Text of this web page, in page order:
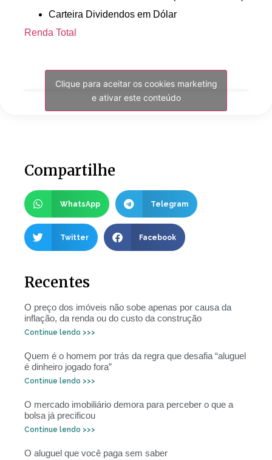
Carteira Dividendos em Dólar
Renda Total
Clique para aceitar os cookies marketing
e ativar este conteúdo
Compartilhe
WhatsApp Telegram
Twitter Facebook
Recentes
O preço dos imóveis não sobe apenas por causa da
inflação, da renda ou do custo da construção
Continue lendo >>>
Quem é o homem por trás da regra que desafia “aluguel
é dinheiro jogado fora”
Continue lendo >>>
O mercado imobiliário demora para perceber o que a
bolsa já precificou
Continue lendo >>>
O aluguel que você paga sem saber